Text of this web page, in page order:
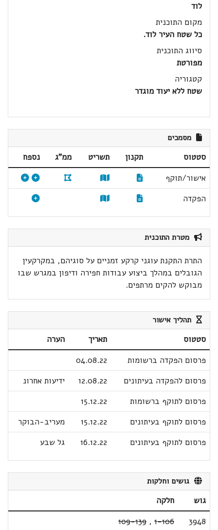
לוד
מקום התוכנית
כל שטח העיר לוד.
סיווג התוכנית
מפורטת
קטגוריה
שטח ללא יעוד מוגדר
מסמכים
סטטוס תקנון תשריט ממ"ג
נספח
אישור/תוקף
הפקדה
מטרת התוכנית
התרת התקנת עוגני קרקע זמניים על סוגיהם, במקרקעין
הגובלים במהלך ביצוע עבודות חפירה ודיפון במגרש שבו
מבוקש להקים מרתפים.
תהליך אישור
סטטוס תאריך
הערה
פרסום הפקדה ברשומות
04.08.22
פרסום להפקדה בעיתונים
12.08.22
ידיעות אחרונ
פרסום לתוקף ברשומות
15.12.22
פרסום לתוקף בעיתונים
15.12.22
מעריב-הבוקר
פרסום לתוקף בעיתונים
16.12.22 גל שבע
גושים וחלקות
גוש
חלקה
3948
1-106
,
109-139